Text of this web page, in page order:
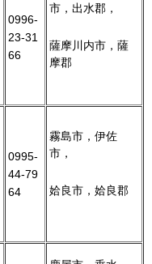
0996-
23-31
66
市，出水郡，
薩摩川内市，薩
摩郡
0995-
44-79
64
霧島市，伊佐
市，
姶良市，姶良郡